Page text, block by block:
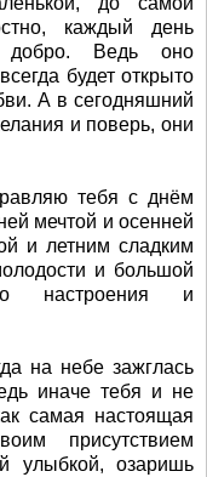
каждый день
Ведь оно
будет открыто
А в сегодняшний
и поверь, они
тебя с днём
мечтой и осенней
и летним сладким
и большой
настроения и
на небе зажглась
иначе тебя и не
самая настоящая
присутствием
улыбкой, озаришь